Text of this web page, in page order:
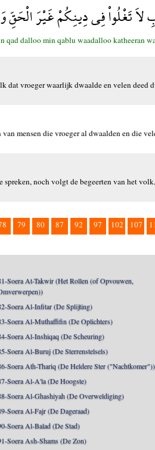
لاَ تَغْلُواْ فِي دِينِكُمْ غَيْرَ
dalloo min qablu waadalloo katheeran
vroeger waarlijk dwaalde en velen deed
mensen die vroeger al dwaalden en die
noch volgt de begeerten van het
79 80 87 92 97 102 107
Soera At-Takwir (Het Rollen (of Opvouwen,
Soera Al-Infitar (De Splijting)
Soera Al-Muthaffifin (De Oplichters)
Soera Al-Inshiqaq (De Scheuring)
Soera Al-Buruj (De Sterrenstelsels)
Soera Ath-Thariq (De Heldere Ster ("Nachtkomer"))
Soera Al-A'la (De Hoogste)
Soera Al-Ghashiyah (De Overweldiging)
Soera Al-Fajr (De Dageraad)
Soera Al-Balad (De Stad)
Soera Ash-Shams (De Zon)